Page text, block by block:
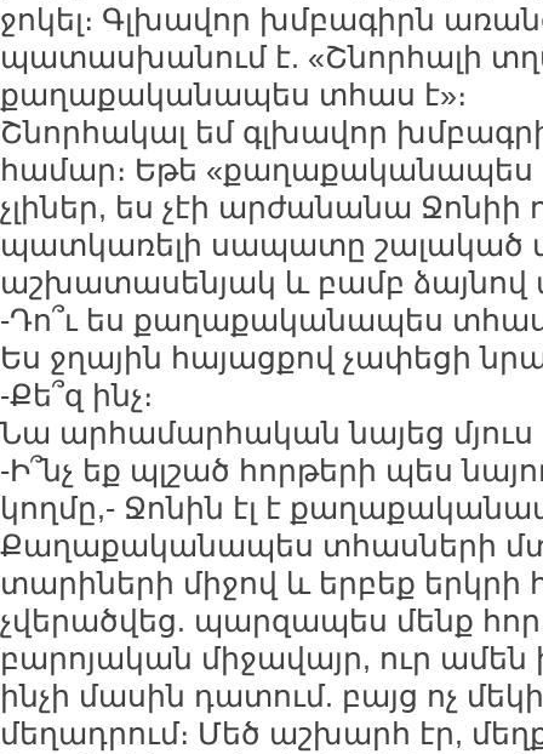
ջոկել։ Գլխավոր խմբագիրն առանց
պատասխանում է. «Շնորհալի
քաղաքականապես տհաս է»։
Շնորհակալ եմ գլխավոր
համար։ Եթե «քաղաքականապես
չլիներ, ես չէի արժանանա Ջոնիի
պատկառելի սապատը շալակած
աշխատասենյակ և բամբ ձայնով
-Դո՞ւ ես քաղաքականապես
Ես ջղային հայացքով չափեցի
-Քե՞զ ինչ։
Նա արհամարհական նայեց
-Ի՞նչ եք պլշած հորթերի պես
կողմը,- Ջոնին էլ է
Քաղաքականապես տհասների
տարիների միջով և երբեք
չվերածվեց. պարզապես մենք
բարոյական միջավայր, ուր ամեն
ինչի մասին դատում. բայց ոչ
մեղադրում։ Մեծ աշխարհ էր,